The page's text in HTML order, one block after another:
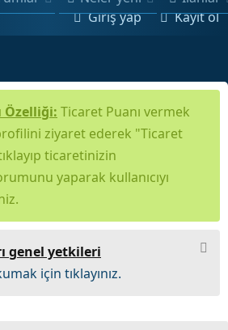
Giriş yap Kayıt ol
Özelliği: Ticaret Puanı vermek
ziyaret ederek "Ticaret
ticaretinizin
yaparak kullanıcıyı
genel yetkileri
için tıklayınız.